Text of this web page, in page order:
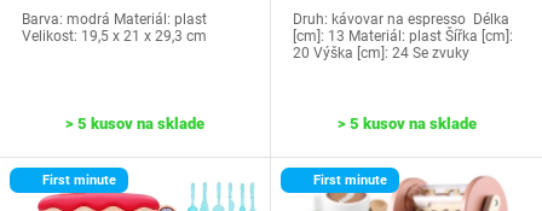
Barva: modrá Materiál: plast
Velikost: 19,5 x 21 x 29,3 cm
> 5 kusov na sklade
Druh: kávovar na espresso Délka
[cm]: 13 Materiál: plast Šířka [cm]:
20 Výška [cm]: 24 Se zvuky
> 5 kusov na sklade
First minute First minute